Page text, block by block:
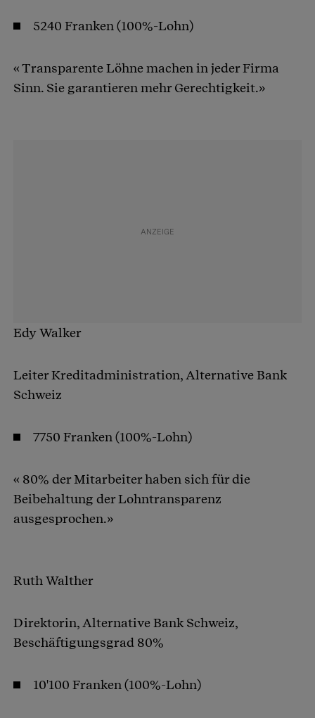
5240 Franken (100%-Lohn)
« Transparente Löhne machen in jeder Firma
Sinn. Sie garantieren mehr Gerechtigkeit.»
Edy Walker
Leiter Kreditadministration, Alternative Bank
Schweiz
7750 Franken (100%-Lohn)
« 80% der Mitarbeiter haben sich für die
Beibehaltung der Lohntransparenz
ausgesprochen.»
Ruth Walther
Direktorin, Alternative Bank Schweiz,
Beschäftigungsgrad 80%
10'100 Franken (100%-Lohn)